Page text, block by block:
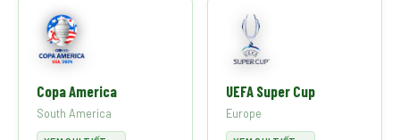
Copa America
South America
UEFA Super Cup
Europe